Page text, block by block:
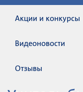
Акции и конкурсы
Видеоновости
Отзывы